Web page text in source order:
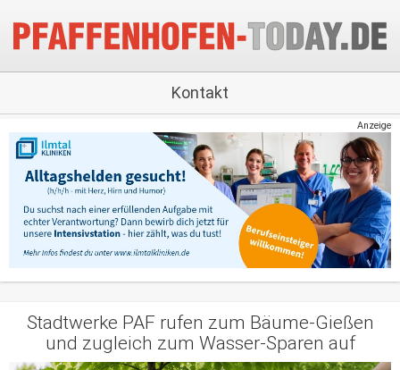
Kontakt
Anzeige
Stadtwerke PAF rufen zum Bäume-Gießen
und zugleich zum Wasser-Sparen auf